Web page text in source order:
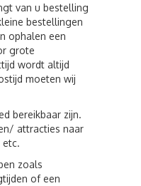
van u bestelling
bestellingen
ophalen een
grote
wordt altijd
moeten wij
bereikbaar zijn.
attracties naar
etc.
zoals
of een